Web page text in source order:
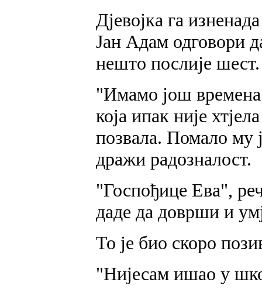
Дјевојка га
Јан Адам одговори
нешто послије шест.
"Имамо још
која ипак није
позвала. Помало му
дражи радозналост.
"Госпођице Ева",
даде да доврши и
То је био скоро
"Нијесам ишао у